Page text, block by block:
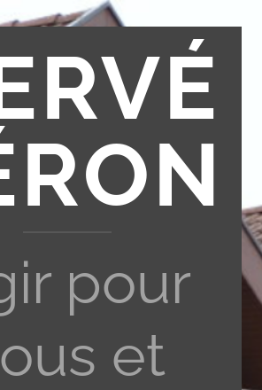
pour
et